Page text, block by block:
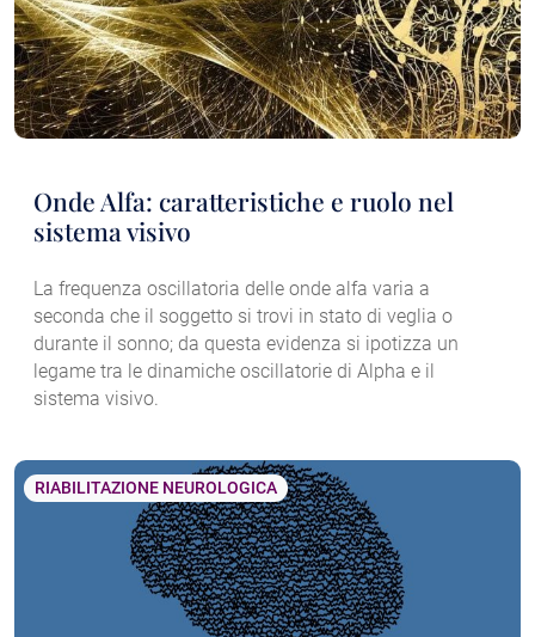
Onde Alfa: caratteristiche e ruolo nel
sistema visivo
La frequenza oscillatoria delle onde alfa varia a
seconda che il soggetto si trovi in stato di veglia o
durante il sonno; da questa evidenza si ipotizza un
legame tra le dinamiche oscillatorie di Alpha e il
sistema visivo.
RIABILITAZIONE NEUROLOGICA